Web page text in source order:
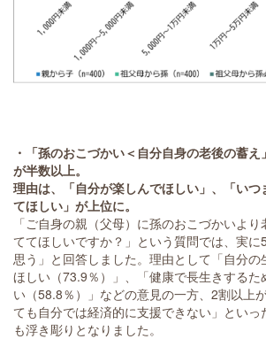
・「孫のおこづかい＜自分自身の老後の蓄
が半数以上。
理由は、「自分が楽しんでほしい」、「いつ
てほしい」が上位に。
「ご自身の親（父母）に孫のおこづかいよ
ててほしいですか？」という質問では、実に
思う」と回答しました。理由として「自分の
ほしい（73.9％）」、「健康で長生きするた
い（58.8％）」などの意見の一方、2割以上
ても自分では経済的に支援できない」といっ
も浮き彫りとなりました。